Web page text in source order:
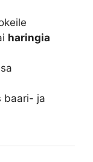
haringia
baari- ja